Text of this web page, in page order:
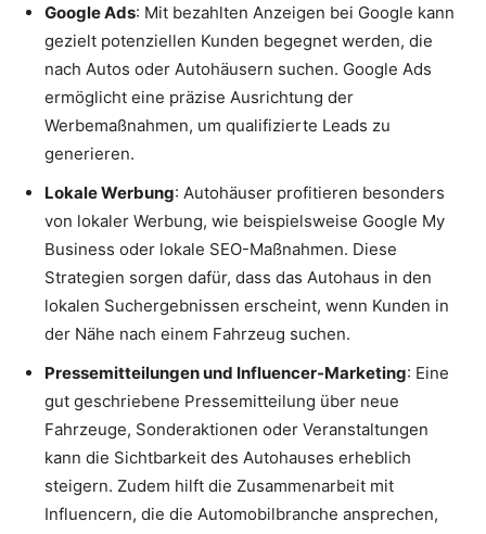
Google Ads: Mit bezahlten Anzeigen bei Google kann
gezielt potenziellen Kunden begegnet werden, die
nach Autos oder Autohäusern suchen. Google Ads
ermöglicht eine präzise Ausrichtung der
Werbemaßnahmen, um qualifizierte Leads zu
generieren.
Lokale Werbung: Autohäuser profitieren besonders
von lokaler Werbung, wie beispielsweise Google My
Business oder lokale SEO-Maßnahmen. Diese
Strategien sorgen dafür, dass das Autohaus in den
lokalen Suchergebnissen erscheint, wenn Kunden in
der Nähe nach einem Fahrzeug suchen.
Pressemitteilungen und Influencer-Marketing: Eine
gut geschriebene Pressemitteilung über neue
Fahrzeuge, Sonderaktionen oder Veranstaltungen
kann die Sichtbarkeit des Autohauses erheblich
steigern. Zudem hilft die Zusammenarbeit mit
Influencern, die die Automobilbranche ansprechen,